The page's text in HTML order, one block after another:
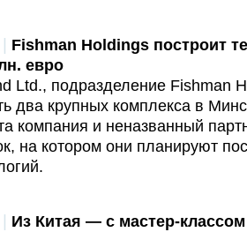
| Fishman Holdings построит
евро
Ltd., подразделение Fishman
два крупных комплекса в
компания и неназванный
на котором они планируют
| Из Китая — с мастер-классом